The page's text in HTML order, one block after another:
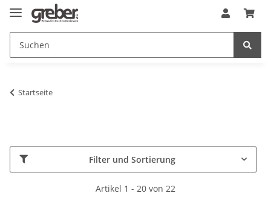
Startseite
Filter und Sortierung
Artikel 1 - 20 von 22